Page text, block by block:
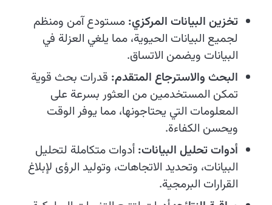
تخزين البيانات المركزي: مستودع آمن ومنظم
لجميع البيانات الحيوية، مما يلغي العزلة في
البيانات ويضمن الاتساق.
البحث والاسترجاع المتقدم: قدرات بحث قوية
تمكن المستخدمين من العثور بسرعة على
المعلومات التي يحتاجونها، مما يوفر الوقت
ويحسن الكفاءة.
أدوات تحليل البيانات: أدوات متكاملة لتحليل
البيانات، وتحديد الاتجاهات، وتوليد الرؤى لإبلاغ
القرارات البرمجية.